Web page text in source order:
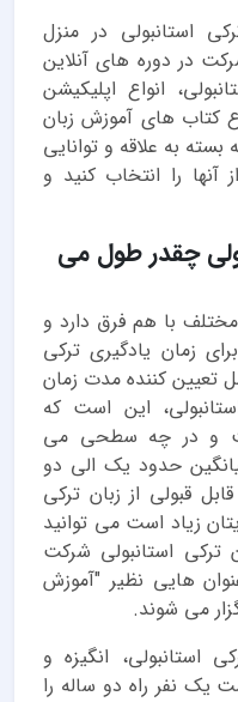
استانبولی در منزل
در دوره های آنلاین
انواع اپلیکیشن
کتاب های آموزش زبان
به علاقه و توانایی
را انتخاب کنید و
چقدر طول می
با هم فرق دارد و
زمان یادگیری ترکی
تعیین کننده مدت زمان
این است که
و در چه سطحی می
حدود یک الی دو
قبولی از زبان ترکی
زیاد است می توانید
ترکی استانبولی شرکت
هایی نظیر "آموزش
استانبولی، انگیزه و
یک نفر راه دو ساله را